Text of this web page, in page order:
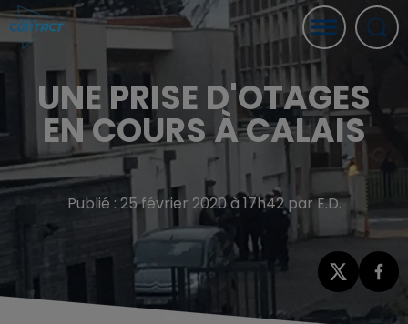
UNE PRISE D'OTAGES
EN COURS À CALAIS
Publié : 25 février 2020 à 17h42 par E.D.